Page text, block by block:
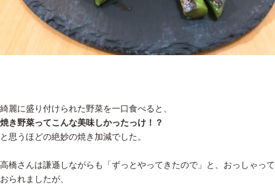
綺麗に盛り付けられた野菜を一口食べると、
焼き野菜ってこんな美味しかったっけ！？
と思うほどの絶妙の焼き加減でした。
高橋さんは謙遜しながらも「ずっとやってきたので」と、おっしゃって
おられましたが、